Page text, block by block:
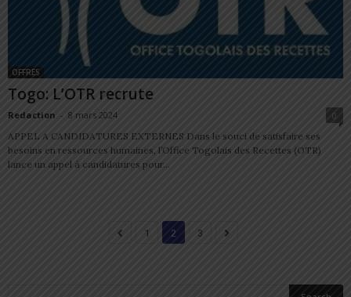
OFFRES
Togo: L’OTR recrute
Redaction - 8 mars 2024
0
APPEL A CANDIDATURES EXTERNES Dans le souci de satisfaire ses
besoins en ressources humaines, l’Office Togolais des Recettes (OTR)
lance un appel à candidatures pour...
1 2 3